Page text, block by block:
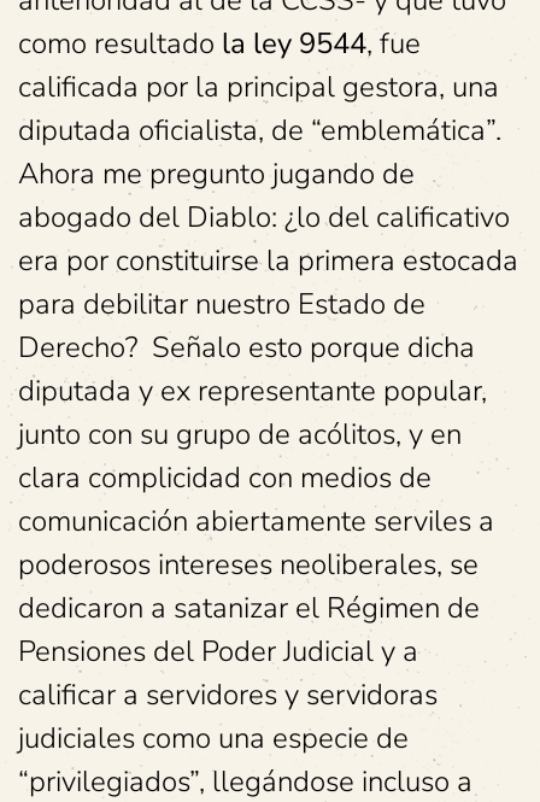
como resultado la ley 9544, fue
calificada por la principal gestora, una
diputada oficialista, de “emblemática”.
Ahora me pregunto jugando de
abogado del Diablo: ¿lo del calificativo
era por constituirse la primera estocada
para debilitar nuestro Estado de
Derecho? Señalo esto porque dicha
diputada y ex representante popular,
junto con su grupo de acólitos, y en
clara complicidad con medios de
comunicación abiertamente serviles a
poderosos intereses neoliberales, se
dedicaron a satanizar el Régimen de
Pensiones del Poder Judicial y a
calificar a servidores y servidoras
judiciales como una especie de
“privilegiados”, llegándose incluso a